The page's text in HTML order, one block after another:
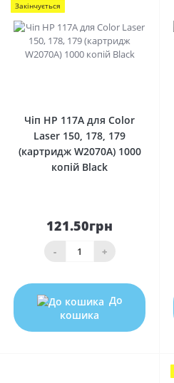
Закінчується
Чіп HP 117A для Color
Laser 150, 178, 179
(картридж W2070A) 1000
копій Black
121.50грн
- +
До
кошика